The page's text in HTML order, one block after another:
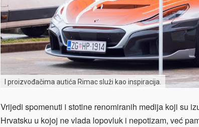
I proizvođačima autića Rimac služi kao inspiracija.
Vrijedi spomenuti i stotine renomiranih medija koji su
Hrvatsku u kojoj ne vlada lopovluk i nepotizam, već